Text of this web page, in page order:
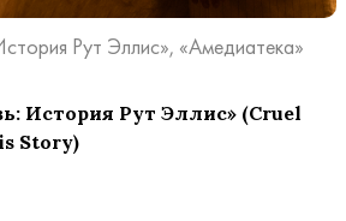
Рут Эллис», «Амедиатека»
История Рут Эллис» (Cruel
Story)